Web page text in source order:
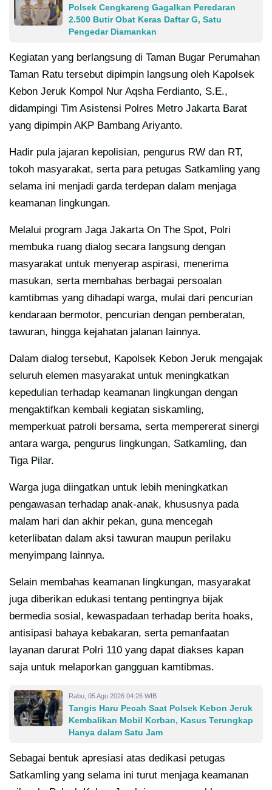
Polsek Cengkareng Gagalkan Peredaran
2.500 Butir Obat Keras Daftar G, Satu
Pengedar Diamankan
Kegiatan yang berlangsung di Taman Bugar Perumahan
Taman Ratu tersebut dipimpin langsung oleh Kapolsek
Kebon Jeruk Kompol Nur Aqsha Ferdianto, S.E.,
didampingi Tim Asistensi Polres Metro Jakarta Barat
yang dipimpin AKP Bambang Ariyanto.
Hadir pula jajaran kepolisian, pengurus RW dan RT,
tokoh masyarakat, serta para petugas Satkamling yang
selama ini menjadi garda terdepan dalam menjaga
keamanan lingkungan.
Melalui program Jaga Jakarta On The Spot, Polri
membuka ruang dialog secara langsung dengan
masyarakat untuk menyerap aspirasi, menerima
masukan, serta membahas berbagai persoalan
kamtibmas yang dihadapi warga, mulai dari pencurian
kendaraan bermotor, pencurian dengan pemberatan,
tawuran, hingga kejahatan jalanan lainnya.
Dalam dialog tersebut, Kapolsek Kebon Jeruk mengajak
seluruh elemen masyarakat untuk meningkatkan
kepedulian terhadap keamanan lingkungan dengan
mengaktifkan kembali kegiatan siskamling,
memperkuat patroli bersama, serta mempererat sinergi
antara warga, pengurus lingkungan, Satkamling, dan
Tiga Pilar.
Warga juga diingatkan untuk lebih meningkatkan
pengawasan terhadap anak-anak, khususnya pada
malam hari dan akhir pekan, guna mencegah
keterlibatan dalam aksi tawuran maupun perilaku
menyimpang lainnya.
Selain membahas keamanan lingkungan, masyarakat
juga diberikan edukasi tentang pentingnya bijak
bermedia sosial, kewaspadaan terhadap berita hoaks,
antisipasi bahaya kebakaran, serta pemanfaatan
layanan darurat Polri 110 yang dapat diakses kapan
saja untuk melaporkan gangguan kamtibmas.
Rabu, 05 Agu 2026 04:26 WIB
Tangis Haru Pecah Saat Polsek Kebon Jeruk
Kembalikan Mobil Korban, Kasus Terungkap
Hanya dalam Satu Jam
Sebagai bentuk apresiasi atas dedikasi petugas
Satkamling yang selama ini turut menjaga keamanan